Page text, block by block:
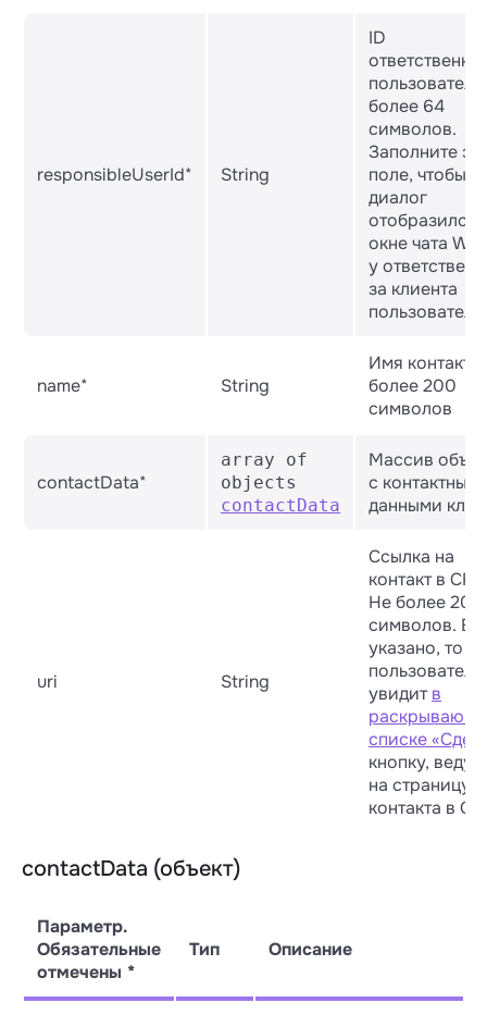
responsibleUserId* String
ID
более 64
символов.
Заполните
поле, чтобы
диалог
отобразился
окне чата
у
за клиента
пользователя
name* String
Имя
более 200
символов
contactData*
array of
objects
contactData
Массив
с
данными
uri String
Ссылка на
контакт в
Не более 200
символов.
указано, то
пользователь
увидитв
списке
кнопку,
на страницу
контакта в
contactData (объект)
Параметр.
Обязательные
отмечены *
Тип Описание